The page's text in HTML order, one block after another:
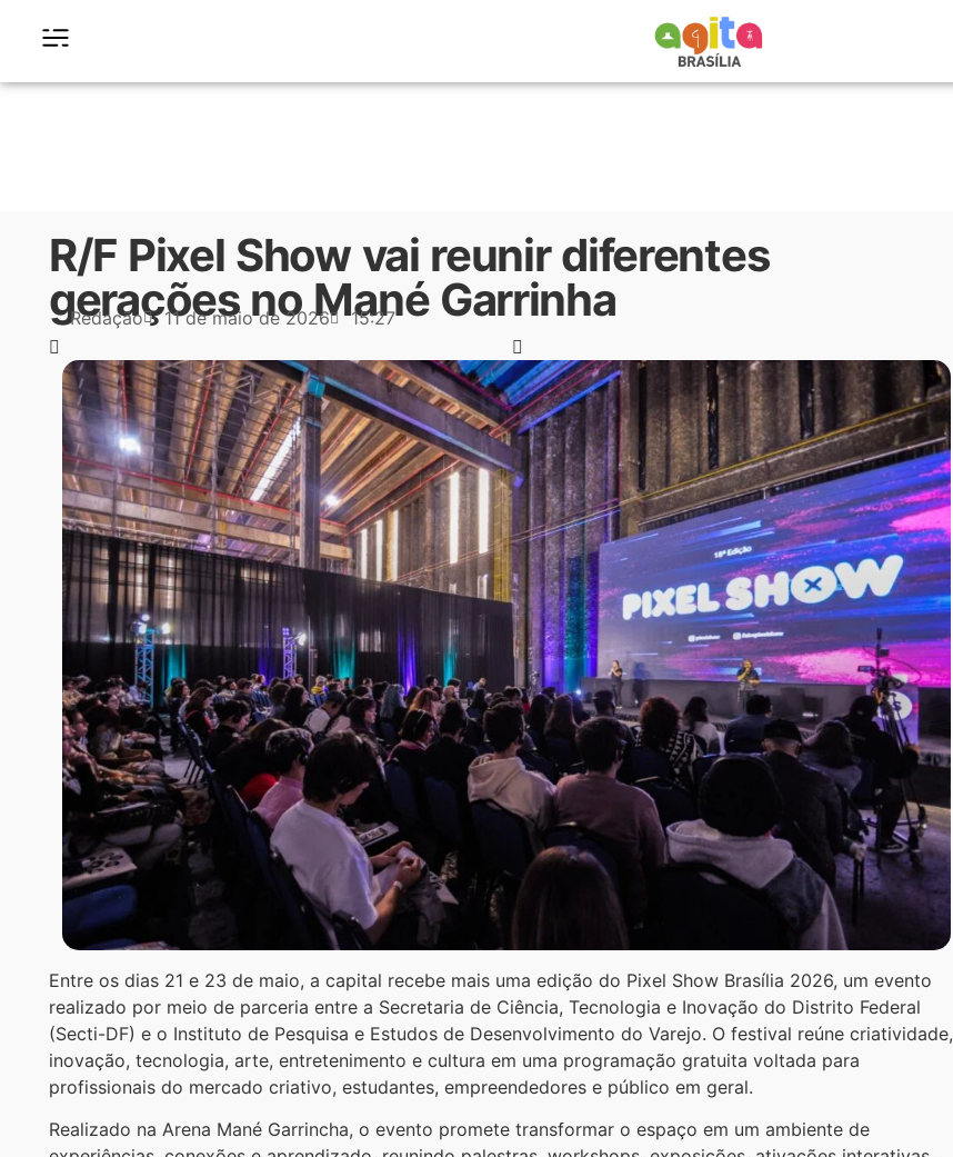
R/F Pixel Show vai reunir diferentes
gerações no Mané Garrinha
Redação 11 de maio de 2026 15:27
Entre os dias 21 e 23 de maio, a capital recebe mais uma edição do Pixel Show Brasília 2026, um evento
realizado por meio de parceria entre a Secretaria de Ciência, Tecnologia e Inovação do Distrito Federal
(Secti-DF) e o Instituto de Pesquisa e Estudos de Desenvolvimento do Varejo. O festival reúne criatividade,
inovação, tecnologia, arte, entretenimento e cultura em uma programação gratuita voltada para
profissionais do mercado criativo, estudantes, empreendedores e público em geral.
Realizado na Arena Mané Garrincha, o evento promete transformar o espaço em um ambiente de